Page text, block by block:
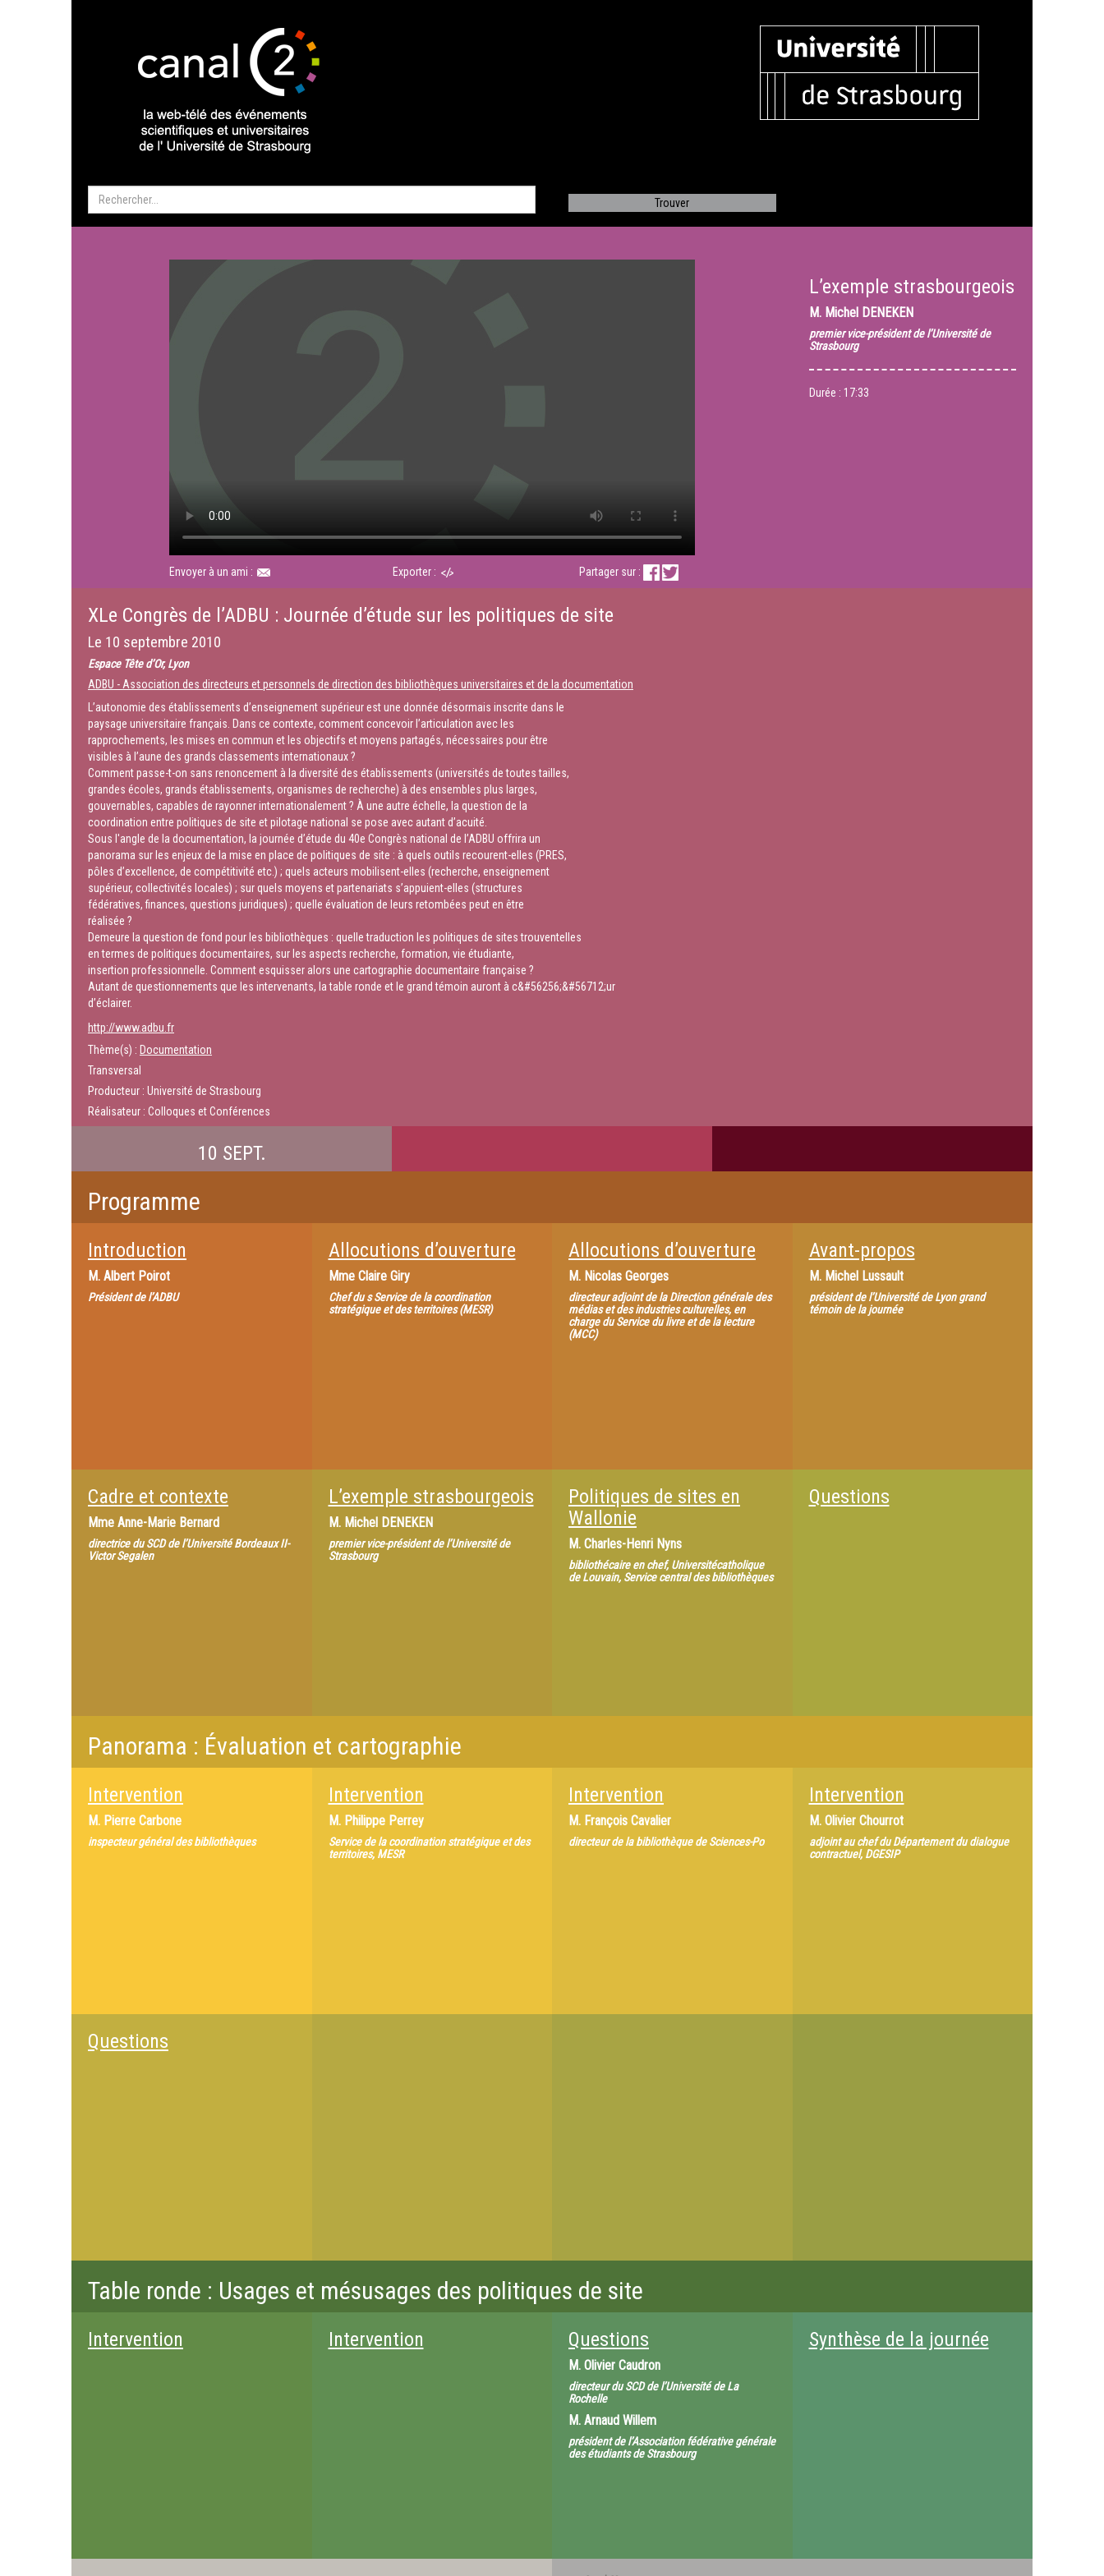
Envoyer à un ami : Exporter : Partager sur :
L’exemple strasbourgeois
M. Michel DENEKEN
premier vice-président de l’Université de
Strasbourg
Durée : 17:33
XLe Congrès de l’ADBU : Journée d’étude sur les politiques de site
Le 10 septembre 2010
Espace Tête d’Or, Lyon
ADBU - Association des directeurs et personnels de direction des bibliothèques universitaires et de la documentation
L’autonomie des établissements d’enseignement supérieur est une donnée désormais inscrite dans le
paysage universitaire français. Dans ce contexte, comment concevoir l’articulation avec les
rapprochements, les mises en commun et les objectifs et moyens partagés, nécessaires pour être
visibles à l’aune des grands classements internationaux ?
Comment passe-t-on sans renoncement à la diversité des établissements (universités de toutes tailles,
grandes écoles, grands établissements, organismes de recherche) à des ensembles plus larges,
gouvernables, capables de rayonner internationalement ? À une autre échelle, la question de la
coordination entre politiques de site et pilotage national se pose avec autant d’acuité.
Sous l'angle de la documentation, la journée d’étude du 40e Congrès national de l’ADBU offrira un
panorama sur les enjeux de la mise en place de politiques de site : à quels outils recourent-elles (PRES,
pôles d’excellence, de compétitivité etc.) ; quels acteurs mobilisent-elles (recherche, enseignement
supérieur, collectivités locales) ; sur quels moyens et partenariats s’appuient-elles (structures
fédératives, finances, questions juridiques) ; quelle évaluation de leurs retombées peut en être
réalisée ?
Demeure la question de fond pour les bibliothèques : quelle traduction les politiques de sites trouventelles
en termes de politiques documentaires, sur les aspects recherche, formation, vie étudiante,
insertion professionnelle. Comment esquisser alors une cartographie documentaire française ?
Autant de questionnements que les intervenants, la table ronde et le grand témoin auront à c&#56256;&#56712;ur
d’éclairer.
http://www.adbu.fr
Thème(s) : Documentation
Transversal
Producteur : Université de Strasbourg
Réalisateur : Colloques et Conférences
10 SEPT.
Programme
Introduction
M. Albert Poirot
Président de l’ADBU
Allocutions d’ouverture
Mme Claire Giry
Chef du s Service de la coordination
stratégique et des territoires (MESR)
Allocutions d’ouverture
M. Nicolas Georges
directeur adjoint de la Direction générale des
médias et des industries culturelles, en
charge du Service du livre et de la lecture
(MCC)
Avant-propos
M. Michel Lussault
président de l’Université de Lyon grand
témoin de la journée
Cadre et contexte
Mme Anne-Marie Bernard
directrice du SCD de l’Université Bordeaux II-
Victor Segalen
L’exemple strasbourgeois
M. Michel DENEKEN
premier vice-président de l’Université de
Strasbourg
Politiques de sites en
Wallonie
M. Charles-Henri Nyns
bibliothécaire en chef, Universitécatholique
de Louvain, Service central des bibliothèques
Questions
Panorama : Évaluation et cartographie
Intervention
M. Pierre Carbone
inspecteur général des bibliothèques
Intervention
M. Philippe Perrey
Service de la coordination stratégique et des
territoires, MESR
Intervention
M. François Cavalier
directeur de la bibliothèque de Sciences-Po
Intervention
M. Olivier Chourrot
adjoint au chef du Département du dialogue
contractuel, DGESIP
Questions
Table ronde : Usages et mésusages des politiques de site
Intervention Intervention Questions
M. Olivier Caudron
directeur du SCD de l’Université de La
Rochelle
M. Arnaud Willem
président de l’Association fédérative générale
des étudiants de Strasbourg
Synthèse de la journée